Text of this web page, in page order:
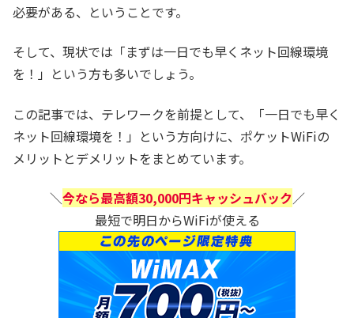
必要がある、ということです。
そして、現状では「まずは一日でも早くネット回線環境
を！」という方も多いでしょう。
この記事では、テレワークを前提として、「一日でも早く
ネット回線環境を！」という方向けに、ポケットWiFiの
メリットとデメリットをまとめています。
＼今なら最高額30,000円キャッシュバック／
最短で明日からWiFiが使える